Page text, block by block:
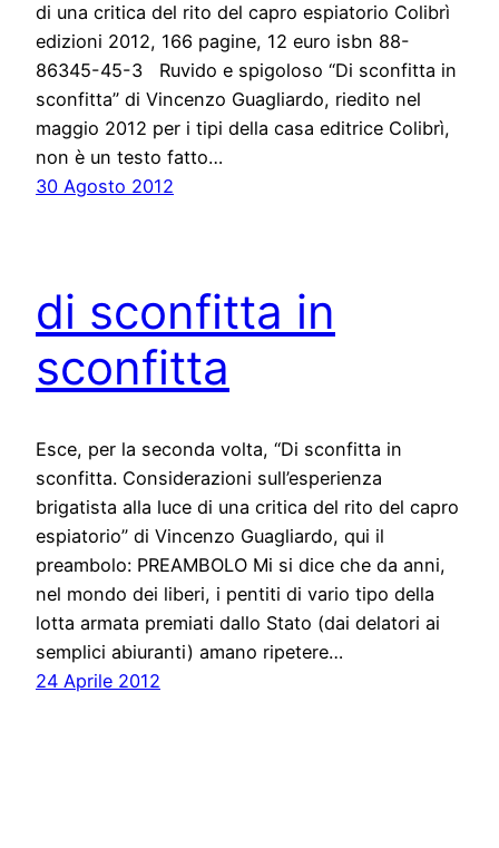
di una critica del rito del capro espiatorio Colibrì
edizioni 2012, 166 pagine, 12 euro isbn 88-
86345-45-3 Ruvido e spigoloso “Di sconfitta in
sconfitta” di Vincenzo Guagliardo, riedito nel
maggio 2012 per i tipi della casa editrice Colibrì,
non è un testo fatto…
30 Agosto 2012
di sconfitta in
sconfitta
Esce, per la seconda volta, “Di sconfitta in
sconfitta. Considerazioni sull’esperienza
brigatista alla luce di una critica del rito del capro
espiatorio” di Vincenzo Guagliardo, qui il
preambolo: PREAMBOLO Mi si dice che da anni,
nel mondo dei liberi, i pentiti di vario tipo della
lotta armata premiati dallo Stato (dai delatori ai
semplici abiuranti) amano ripetere…
24 Aprile 2012